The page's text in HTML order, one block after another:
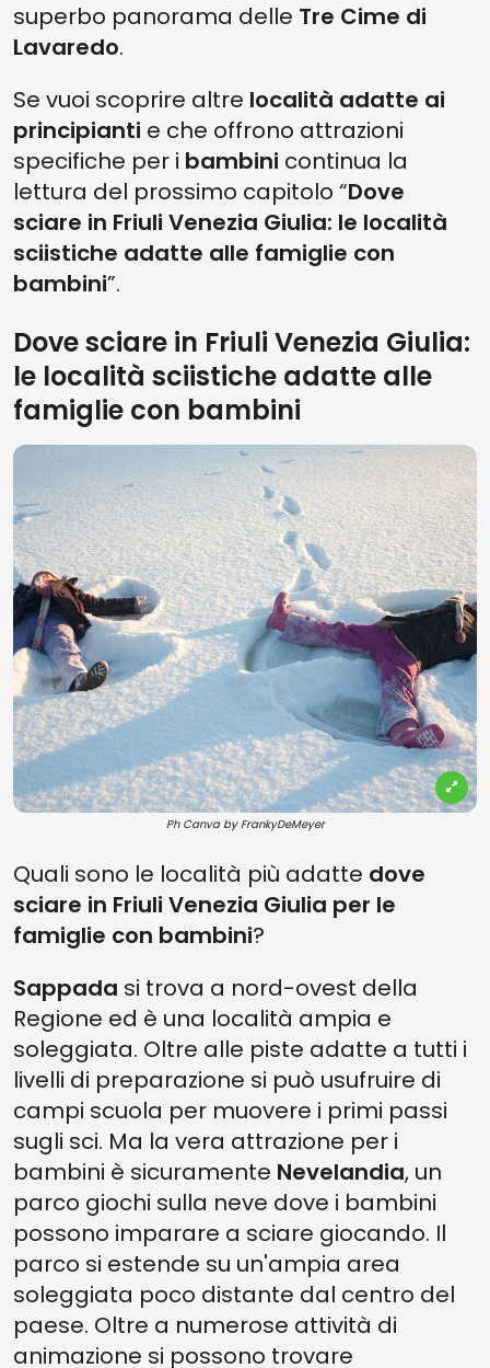
superbo panorama delle Tre Cime di
Lavaredo.
Se vuoi scoprire altre località adatte ai
principianti e che offrono attrazioni
specifiche per i bambini continua la
lettura del prossimo capitolo “Dove
sciare in Friuli Venezia Giulia: le località
sciistiche adatte alle famiglie con
bambini”.
Dove sciare in Friuli Venezia Giulia:
le località sciistiche adatte alle
famiglie con bambini
Ph Canva by FrankyDeMeyer
Quali sono le località più adatte dove
sciare in Friuli Venezia Giulia per le
famiglie con bambini?
Sappada si trova a nord-ovest della
Regione ed è una località ampia e
soleggiata. Oltre alle piste adatte a tutti i
livelli di preparazione si può usufruire di
campi scuola per muovere i primi passi
sugli sci. Ma la vera attrazione per i
bambini è sicuramente Nevelandia, un
parco giochi sulla neve dove i bambini
possono imparare a sciare giocando. Il
parco si estende su un'ampia area
soleggiata poco distante dal centro del
paese. Oltre a numerose attività di
animazione si possono trovare